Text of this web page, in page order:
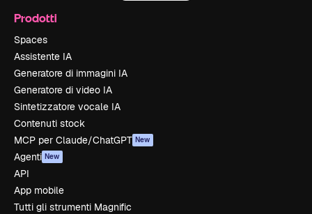
Prodotti
Spaces
Assistente IA
Generatore di immagini IA
Generatore di video IA
Sintetizzatore vocale IA
Contenuti stock
MCP per Claude/ChatGPT New
Agenti New
API
App mobile
Tutti gli strumenti Magnific